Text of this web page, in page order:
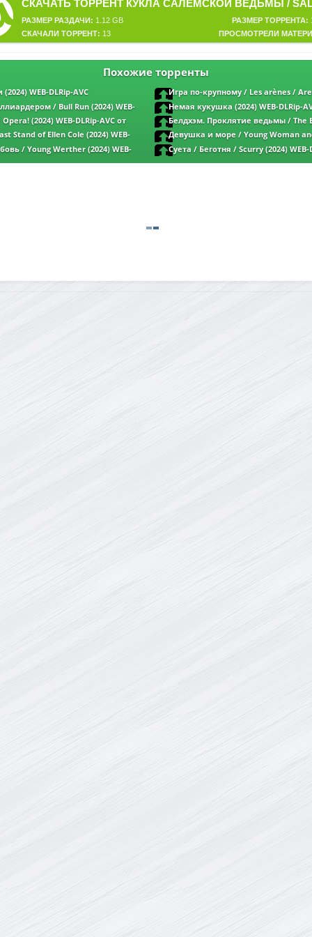
РАЗМЕР ТОРРЕНТА:
РАЗМЕР РАЗДАЧИ: 1.12 GB
ПРОСМОТРЕЛИ
СКАЧАЛИ ТОРРЕНТ: 13
Похожие торренты
WEB-DLRip-AVC
Игра по-крупному / Les arènes /
DLRip-AVC от ELEKTRI4KA | P | Кипарис
/ Bull Run (2024) WEB-
& селезень | D | Lucky Production
версия
Немая кукушка (2024) WEB-DLRip-
(2024) WEB-DLRip-AVC от
Белдхэм. Проклятие ведьмы / The
WEB-DL 1080p | D | Кипарис
Stand of Ellen Cole (2024) WEB-
| P
Девушка и море / Young Woman
WEB-DLRip-AVC | P
/ Young Werther (2024) WEB-
& селезень | D | Paragraph Media
Суета / Беготня / Scurry (2024) WEB-
DoMiNo & селезень | D | CPI Films |